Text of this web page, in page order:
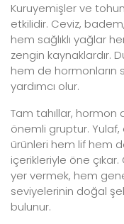
Kuruyemişler ve
etkilidir. Ceviz,
hem sağlıklı yağlar
zengin kaynaklardır.
hem de hormonların
yardımcı olur.
Tam tahıllar,
önemli gruptur.
ürünleri hem lif hem
içerikleriyle öne
yer vermek, hem
seviyelerinin doğal
bulunur.